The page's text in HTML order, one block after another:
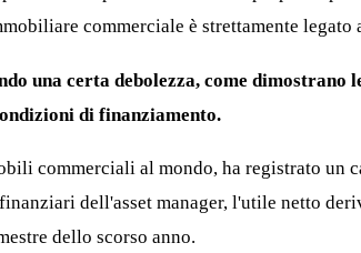
commerciale è strettamente legato
una certa debolezza, come
di finanziamento.
commerciali al mondo, ha registrato
dell'asset manager, l'utile netto
dello scorso anno.